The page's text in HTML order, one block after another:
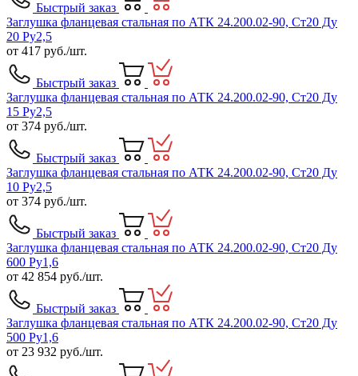
Быстрый заказ
Заглушка фланцевая стальная по АТК 24.200.02-90, Ст20 Ду
20 Ру2,5
от 417 руб./шт.
Быстрый заказ
Заглушка фланцевая стальная по АТК 24.200.02-90, Ст20 Ду
15 Ру2,5
от 374 руб./шт.
Быстрый заказ
Заглушка фланцевая стальная по АТК 24.200.02-90, Ст20 Ду
10 Ру2,5
от 374 руб./шт.
Быстрый заказ
Заглушка фланцевая стальная по АТК 24.200.02-90, Ст20 Ду
600 Ру1,6
от 42 854 руб./шт.
Быстрый заказ
Заглушка фланцевая стальная по АТК 24.200.02-90, Ст20 Ду
500 Ру1,6
от 23 932 руб./шт.